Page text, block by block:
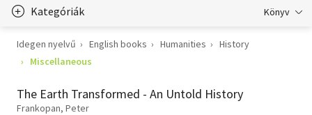
Kategóriák Könyv
Életmód, egészség
Gyermek- és ifjúsági
Idegen nyelvű English books Humanities
History
Miscellaneous
The Earth Transformed - An Untold History
Frankopan, Peter